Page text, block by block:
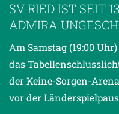
SV RIED IST SEIT
ADMIRA
Am Samstag (19:00
das
der Keine-Sorgen-
vor der